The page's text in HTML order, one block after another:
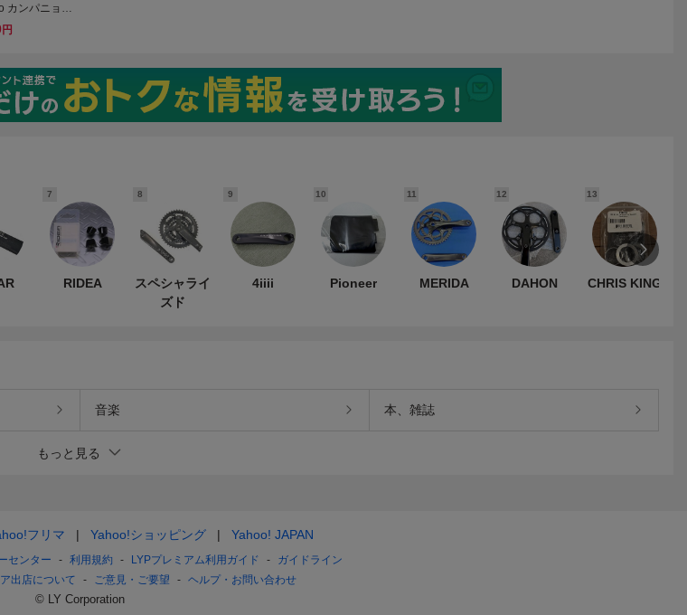
ンパニョー
C15クリ
円
7
RIDEA
8
スペシャライ
ズド
9
4iiii
10
Pioneer
11
MERIDA
12
DAHON
13
CHRIS KING
音楽 本、雑誌
もっと見る
フリマ Yahoo!ショッピング Yahoo! JAPAN
センター 利用規約 LYPプレミアム利用ガイド
ガイドライン
出店について ご意見・ご要望 ヘルプ・お問い合わせ
© LY Corporation